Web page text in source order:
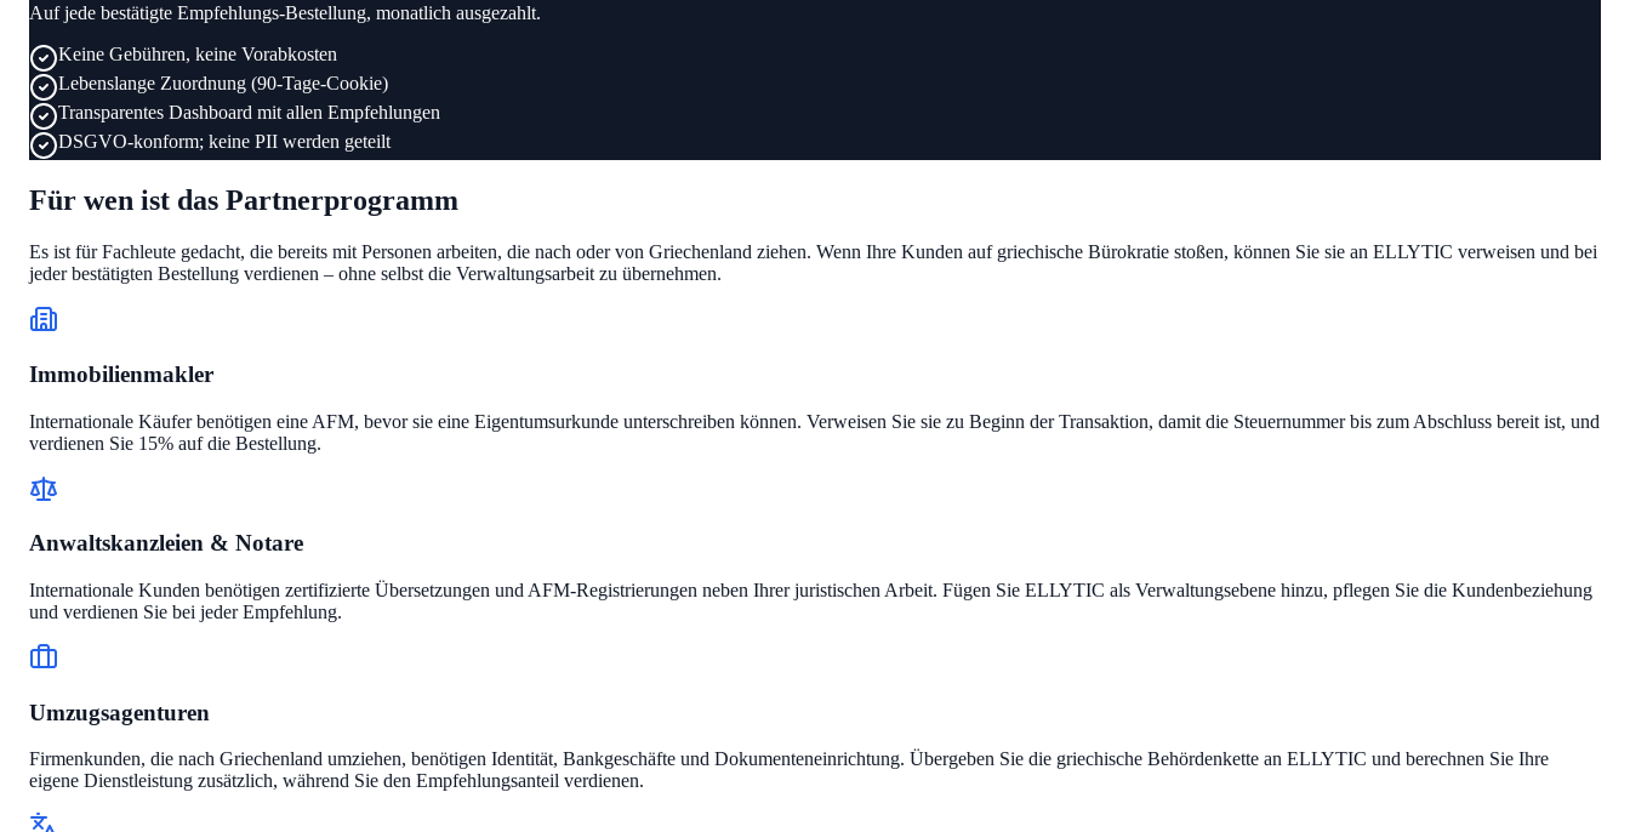
Auf jede bestätigte Empfehlungs-Bestellung, monatlich ausgezahlt.
Keine Gebühren, keine Vorabkosten
Lebenslange Zuordnung (90-Tage-Cookie)
Transparentes Dashboard mit allen Empfehlungen
DSGVO-konform; keine PII werden geteilt
Für wen ist das Partnerprogramm
Es ist für Fachleute gedacht, die bereits mit Personen arbeiten, die nach oder von Griechenland ziehen. Wenn Ihre Kunden auf griechische Bürokratie stoßen, können Sie sie an ELLYTIC verweisen und bei
jeder bestätigten Bestellung verdienen – ohne selbst die Verwaltungsarbeit zu übernehmen.
Immobilienmakler
Internationale Käufer benötigen eine AFM, bevor sie eine Eigentumsurkunde unterschreiben können. Verweisen Sie sie zu Beginn der Transaktion, damit die Steuernummer bis zum Abschluss bereit ist, und
verdienen Sie 15% auf die Bestellung.
Anwaltskanzleien & Notare
Internationale Kunden benötigen zertifizierte Übersetzungen und AFM-Registrierungen neben Ihrer juristischen Arbeit. Fügen Sie ELLYTIC als Verwaltungsebene hinzu, pflegen Sie die Kundenbeziehung
und verdienen Sie bei jeder Empfehlung.
Umzugsagenturen
Firmenkunden, die nach Griechenland umziehen, benötigen Identität, Bankgeschäfte und Dokumenteneinrichtung. Übergeben Sie die griechische Behördenkette an ELLYTIC und berechnen Sie Ihre
eigene Dienstleistung zusätzlich, während Sie den Empfehlungsanteil verdienen.